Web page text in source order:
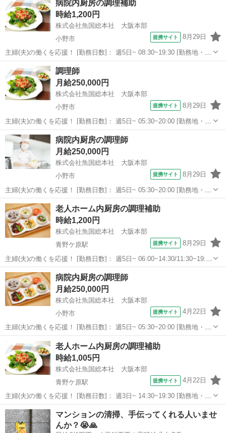
病院内厨房の調理補助
時給1,200円
株式会社魚国総本社 大阪本部
小野市
提携サイト 8月29日
主婦(夫)の働くを応援！ [勤務日数]： 週5日~ 08:30~19:30 [勤務地・最
寄駅]： 兵庫県小野市匠台７２ー１ 株式会社魚国総本社 大阪本部 [職
兵庫 小野市 キッチン
調理師
月給250,000円
株式会社魚国総本社 大阪本部
小野市
提携サイト 8月29日
主婦(夫)の働くを応援！ [勤務日数]： 週5日~ 05:30~20:00 [勤務地・最
寄駅]： 兵庫県小野市復井１７４１ 株式会社魚国総本社 大阪本部 [職
種名]：調理師 [求人概要]： ［小野市］調理師★週5...
兵庫 小野市 キッチン
病院内厨房の調理師
月給250,000円
株式会社魚国総本社 大阪本部
小野市
提携サイト 8月29日
主婦(夫)の働くを応援！ [勤務日数]： 週5日~ 05:30~20:00 [勤務地・最
寄駅]： 兵庫県小野市匠台72-1 株式会社魚国総本社 大阪本部 [職種
名]：病院内厨房の調理師 [求人概要]： ［小野市］...
兵庫 小野市 キッチン
老人ホーム内厨房の調理補助
時給1,200円
株式会社魚国総本社 大阪本部
青野ケ原駅
提携サイト 8月29日
主婦(夫)の働くを応援！ [勤務日数]： 週5日~ 06:00~14:30/11:30~19:45
[勤務地・最寄駅]： 兵庫県小野市復井1741 株式会社魚国総本社 大阪
本部 青野ケ原駅 [職種名]：老人ホーム内厨...
兵庫 小野市 青野ケ原駅 キッチン
病院内厨房の調理師
月給250,000円
株式会社魚国総本社 大阪本部
小野市
提携サイト 4月22日
主婦(夫)の働くを応援！ [勤務日数]： 週5日~ 05:30~20:00 [勤務地・最
寄駅]： 兵庫県小野市匠台72-1 株式会社魚国総本社 大阪本部 [職種
名]：病院内厨房の調理師 [求人概要]： ［小野市］...
小野市 キッチン
老人ホーム内厨房の調理補助
時給1,005円
株式会社魚国総本社 大阪本部
青野ケ原駅
提携サイト 4月22日
主婦(夫)の働くを応援！ [勤務日数]： 週3日~ 14:30~19:30 [勤務地・最
寄駅]： 兵庫県小野市復井1741 株式会社魚国総本社 大阪本部 青野ケ
原駅 [職種名]：老人ホーム内厨房の調理補助 [求人概...
兵庫 小野市 キッチン
マンションの清掃、手伝ってくれる人いませ
んか？😭🙏